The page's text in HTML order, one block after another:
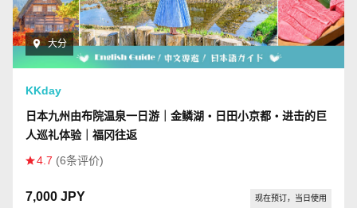
大分
KKday
日本九州由布院温泉一日游｜金鳞湖・日田小京都・进击的巨
人巡礼体验｜福冈往返
4.7 (6条评价)
7,000 JPY 现在预订，当日使用